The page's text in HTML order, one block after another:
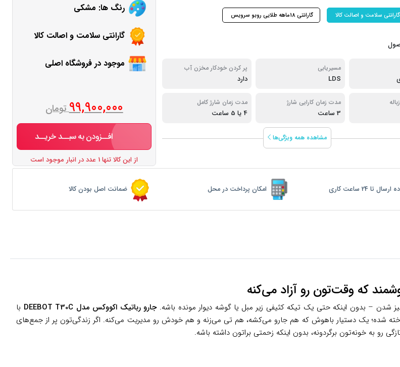
گارانتی سلامت و اصالت کالا گارانتی 18ماهه طلایی روبو سرویس
مسیریابی
LDS
پر کردن خودکار مخزن آب
دارد
مدت زمان کارایی شارژ
3 ساعت
مدت زمان شارژ کامل
4 یا 5 ساعت
مشاهده همه ویژگی‌ها
رنگ ها: مشکی
گارانتی سلامت و اصالت کالا
موجود در فروشگاه اصلی
99,900,000تومان
افــزودن به سبــد خریــد
از این کالا تنها 1 عدد در انبار موجود است
تا 24 ساعت کاری امکان پرداخت در محل ضمانت اصل بودن کالا
شدن – بدون اینکه حتی یک تیکه کثیفی زیر مبل یا گوشه دیوار مونده باشه.جارو رباتیک اکووکس مدل DEEBOT T30C
با
شده؛ یک دستیار باهوش که هم جارو می‌کشه، هم تی می‌زنه و هم خودش رو مدیریت می‌کنه. اگر زندگی‌تون پر از جمع‌های
به خونه‌تون برگردونه، بدون اینکه زحمتی براتون داشته باشه.